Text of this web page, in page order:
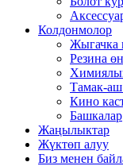
Колдонмолор
Жыгачка
Резина
Тамак-
Кино
Башкалар
Жаңылыктар
Жүктөп алуу
Биз менен